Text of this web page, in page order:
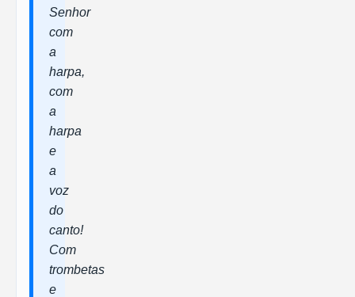
Senhor
com
a
harpa,
com
a
harpa
e
a
voz
do
canto!
Com
trombetas
e